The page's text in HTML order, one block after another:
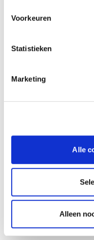
Voorkeuren
Statistieken
Marketing
Alle
Alleen